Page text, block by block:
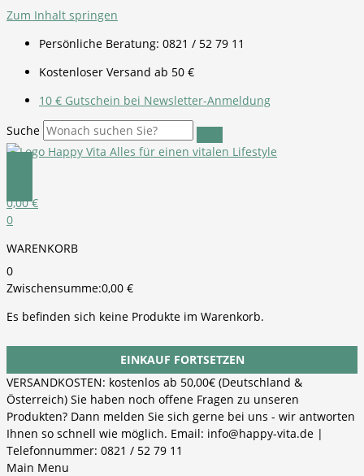
Zum Inhalt springen
Persönliche Beratung: 0821 / 52 79 11
Kostenloser Versand ab 50 €
10 € Gutschein bei Newsletter-Anmeldung
Suche
0,00€
0
WARENKORB
0
Zwischensumme:0,00 €
Es befinden sich keine Produkte im Warenkorb.
EINKAUF FORTSETZEN
VERSANDKOSTEN: kostenlos ab 50,00€ (Deutschland &
Österreich) Sie haben noch offene Fragen zu unseren
Produkten? Dann melden Sie sich gerne bei uns - wir antworten
Ihnen so schnell wie möglich. Email: info@happy-vita.de |
Telefonnummer: 0821 / 52 79 11
Main Menu